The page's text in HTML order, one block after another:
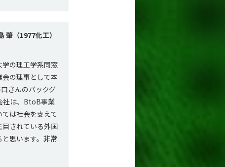
肇（1977化工）
の理工学系同窓
の理事として本
さんのバックグ
社は、BtoB事業
は社会を支えて
されている外国
思います。非常